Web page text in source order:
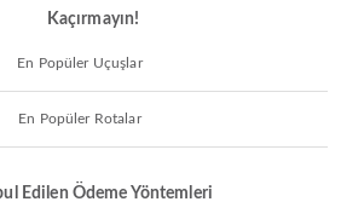
Kaçırmayın!
En Popüler Uçuşlar
En Popüler Rotalar
Edilen Ödeme Yöntemleri